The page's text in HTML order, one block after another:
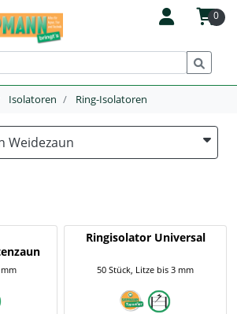
0
Isolatoren Ring-Isolatoren
Weidezaun
Ringisolator Universal
50 Stück, Litze bis 3 mm